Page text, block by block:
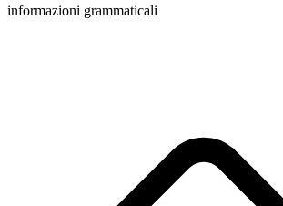
informazioni grammaticali